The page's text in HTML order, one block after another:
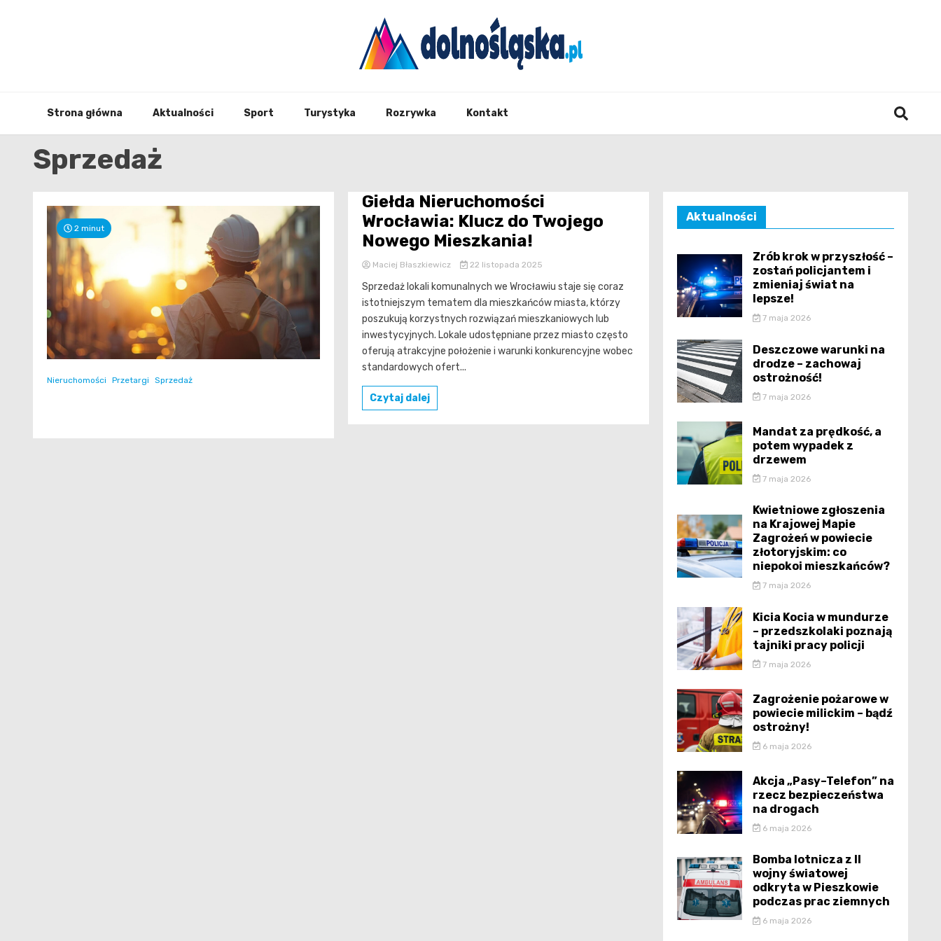
Strona główna Aktualności Sport Turystyka Rozrywka Kontakt
Sprzedaż
2 minut
Nieruchomości Przetargi Sprzedaż
Giełda Nieruchomości
Wrocławia: Klucz do Twojego
Nowego Mieszkania!
Maciej Błaszkiewicz 22 listopada 2025
Sprzedaż lokali komunalnych we Wrocławiu staje się coraz
istotniejszym tematem dla mieszkańców miasta, którzy
poszukują korzystnych rozwiązań mieszkaniowych lub
inwestycyjnych. Lokale udostępniane przez miasto często
oferują atrakcyjne położenie i warunki konkurencyjne wobec
standardowych ofert...
Czytaj dalej
Aktualności
Zrób krok w przyszłość –
zostań policjantem i
zmieniaj świat na
lepsze!
7 maja 2026
Deszczowe warunki na
drodze – zachowaj
ostrożność!
7 maja 2026
Mandat za prędkość, a
potem wypadek z
drzewem
7 maja 2026
Kwietniowe zgłoszenia
na Krajowej Mapie
Zagrożeń w powiecie
złotoryjskim: co
niepokoi mieszkańców?
7 maja 2026
Kicia Kocia w mundurze
– przedszkolaki poznają
tajniki pracy policji
7 maja 2026
Zagrożenie pożarowe w
powiecie milickim – bądź
ostrożny!
6 maja 2026
Akcja „Pasy–Telefon” na
rzecz bezpieczeństwa
na drogach
6 maja 2026
Bomba lotnicza z II
wojny światowej
odkryta w Pieszkowie
podczas prac ziemnych
6 maja 2026